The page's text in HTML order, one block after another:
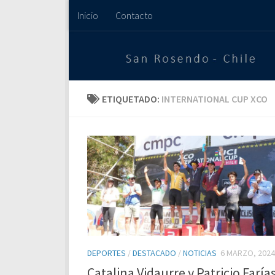
Saltar al contenido
Inicio Contacto
ETIQUETADO: INTERNATIONAL CUP XCO
DEPORTES /DESTACADO /NOTICIAS 6 MARZO, 2024